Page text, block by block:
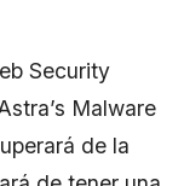
Security
Malware
de la